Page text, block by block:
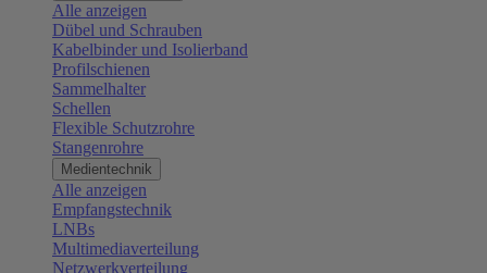
Alle anzeigen
Dübel und Schrauben
Kabelbinder und Isolierband
Profilschienen
Sammelhalter
Schellen
Flexible Schutzrohre
Stangenrohre
Medientechnik
Alle anzeigen
Empfangstechnik
LNBs
Multimediaverteilung
Netzwerkverteilung